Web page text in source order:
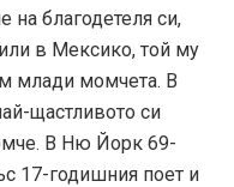
на благодетеля си,
в Мексико, той му
млади момчета. В
щастливото си
В Ню Йорк 69-
17-годишния поет и